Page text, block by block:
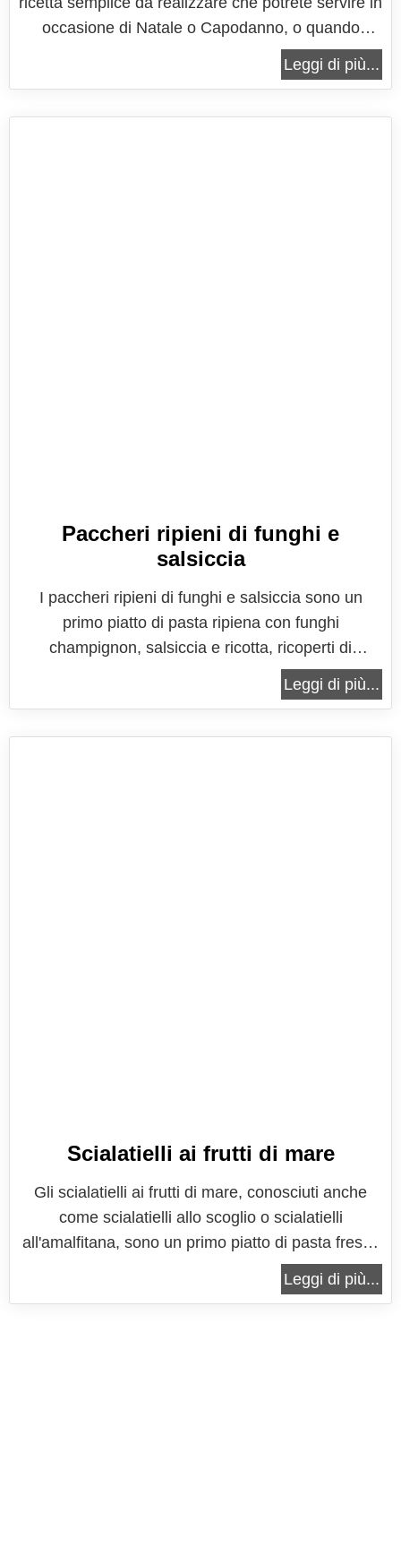
occasione di Natale o Capodanno, o quando
volete offrire ai vostri ospiti un pranzo particolare
che sicuramente li stupirà. Una ricetta semplice e
Leggi di più...
Paccheri ripieni di funghi e
salsiccia
I paccheri ripieni di funghi e salsiccia sono un
primo piatto di pasta ripiena con funghi
champignon, salsiccia e ricotta, ricoperti di
besciamella e cotti al forno. Una ricetta gustosa e
ricca di sapore che delizierà i vostri ospiti. Un
Leggi di più...
Scialatielli ai frutti di mare
Gli scialatielli ai frutti di mare, conosciuti anche
come scialatielli allo scoglio o scialatielli
all'amalfitana, sono un primo piatto di pasta fresca
e frutti di mare a scelta, un tipico piatto delle zone
di mare che tutti conoscono, dove il buon sapore
Leggi di più...